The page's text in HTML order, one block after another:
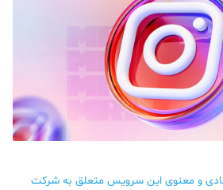
و معنوی این سرویس متعلق به شرکت